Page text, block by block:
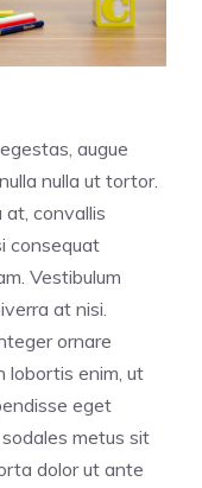
augue
nulla ut tortor.
at, convallis
consequat
Vestibulum
at nisi.
ornare
lobortis enim, ut
eget
metus sit
dolor ut ante